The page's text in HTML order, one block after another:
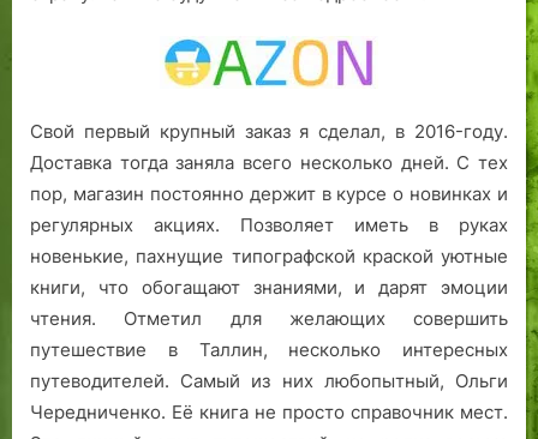
Свой первый крупный заказ я сделал, в 2016-году.
Доставка тогда заняла всего несколько дней. С тех
пор, магазин постоянно держит в курсе о новинках и
регулярных акциях. Позволяет иметь в руках
новенькие, пахнущие типографской краской уютные
книги, что обогащают знаниями, и дарят эмоции
чтения. Отметил для желающих совершить
путешествие в Таллин, несколько интересных
путеводителей. Самый из них любопытный, Ольги
Чередниченко. Её книга не просто справочник мест.